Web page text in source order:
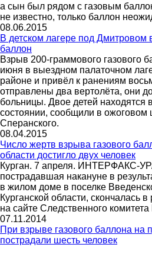
а сын был рядом с газовым
не известно, только баллон
08.06.2015
В детском лагере под Дмитровом
баллон
Взрыв 200-граммового газового
июня в выездном палаточном
районе и привёл к ранениям
отправлены два вертолёта, они
больницы. Двое детей находятся
состоянии, сообщили в ожоговом
Сперанского.
08.04.2015
Число жертв взрыва газового
области достигло двух человек
Курган. 7 апреля. ИНТЕРФАКС-
пострадавшая накануне в
в жилом доме в поселке
Курганской области, скончалась
на сайте Следственного
07.11.2014
При взрыве газового баллона на
пострадали шесть человек